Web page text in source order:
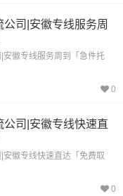
司|安徽专线服务周
安徽专线服务周到「急件托
0
公司|安徽专线快速直
安徽专线快速直达「免费取
0